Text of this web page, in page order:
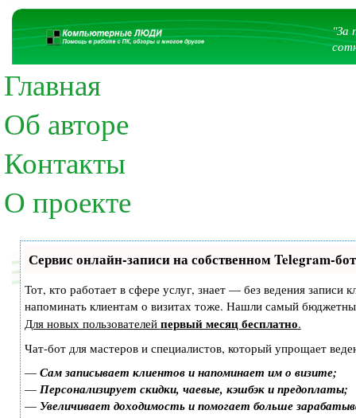
"За
Главная
Об авторе
Контакты
О проекте
Сервис онлайн-записи на собственном Telegram-
Тот, кто работает в сфере услуг, знает — без ведения
напоминать клиентам о визитах тоже. Нашли самый
Для новых пользователей первый месяц бесплатно.
Чат-бот для мастеров и специалистов, который упрощает
— Сам записывает клиентов и напоминает им о визите;
— Персонализирует скидки, чаевые, кэшбэк и предоплаты;
— Увеличивает доходимость и помогает больше